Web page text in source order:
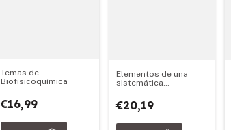
Temas de
Biofísicoquímica
€16,99
Elementos de una
sistemática
€20,19